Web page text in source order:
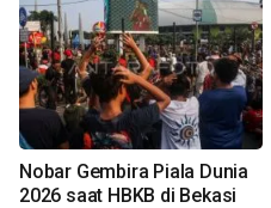
Nobar Gembira Piala Dunia
2026 saat HBKB di Bekasi